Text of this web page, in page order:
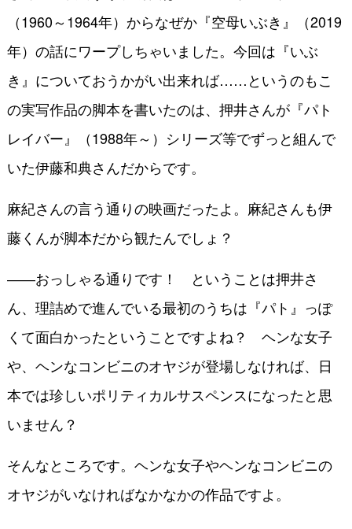
（1960～1964年）からなぜか『空母いぶき』（2019
年）の話にワープしちゃいました。今回は『いぶ
き』についておうかがい出来れば……というのもこ
の実写作品の脚本を書いたのは、押井さんが『パト
レイバー』（1988年～）シリーズ等でずっと組んで
いた伊藤和典さんだからです。
麻紀さんの言う通りの映画だったよ。麻紀さんも伊
藤くんが脚本だから観たんでしょ？
――おっしゃる通りです！ ということは押井さ
ん、理詰めで進んでいる最初のうちは『パト』っぽ
くて面白かったということですよね？ ヘンな女子
や、ヘンなコンビニのオヤジが登場しなければ、日
本では珍しいポリティカルサスペンスになったと思
いません？
そんなところです。ヘンな女子やヘンなコンビニの
オヤジがいなければなかなかの作品ですよ。